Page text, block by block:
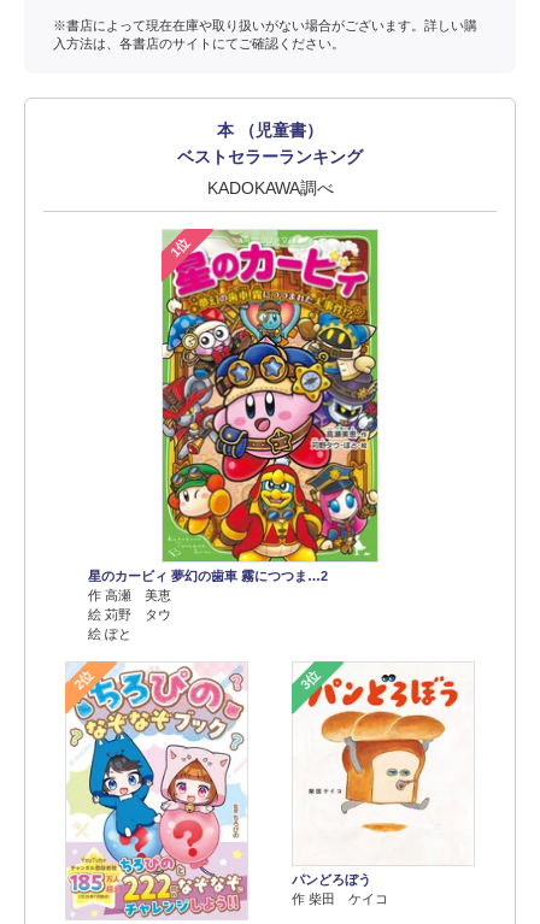
※書店によって現在在庫や取り扱いがない場合がございます。詳しい購
入方法は、各書店のサイトにてご確認ください。
本 （児童書）
ベストセラーランキング
KADOKAWA調べ
1位
星のカービィ 夢幻の歯車 霧につつま…2
作 高瀬 美恵
絵 苅野 タウ
絵 ぽと
2位 3位
パンどろぼう
作 柴田 ケイコ